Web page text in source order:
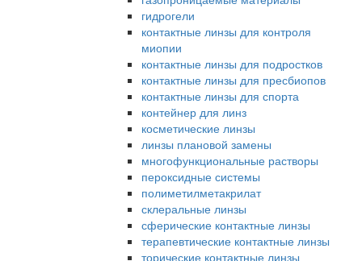
гидрогели
контактные линзы для контроля
миопии
контактные линзы для подростков
контактные линзы для пресбиопов
контактные линзы для спорта
контейнер для линз
косметические линзы
линзы плановой замены
многофункциональные растворы
пероксидные системы
полиметилметакрилат
склеральные линзы
сферические контактные линзы
терапевтические контактные линзы
торические контактные линзы